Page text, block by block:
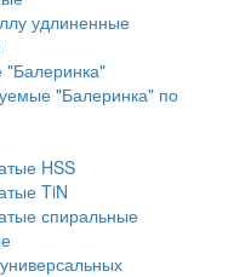
удлиненные
"Балеринка"
"Балеринка" по
HSS
TiN
спиральные